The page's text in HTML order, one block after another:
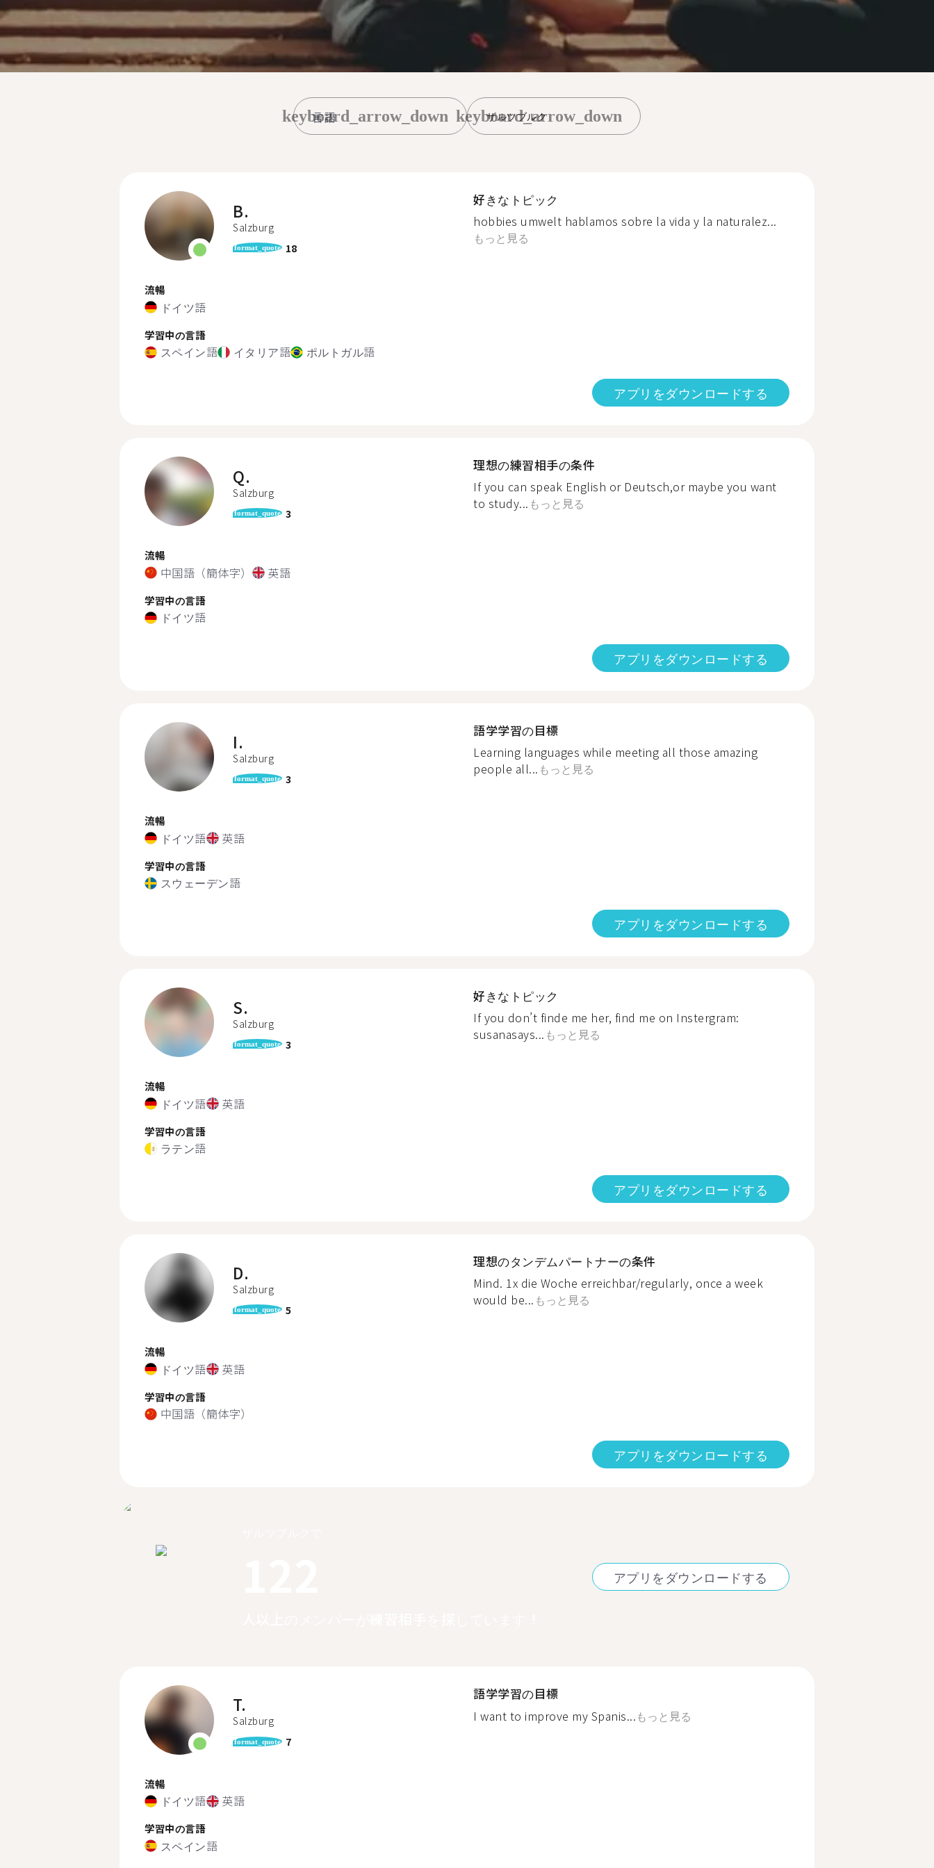
keyboard_arrow_down ザルツブルク
keyboard_arrow_down
B.
Salzburg
format_quote 18
流暢
ドイツ語
学習中の言語
スペイン語 イタリア語 ポルトガル語
好きなトピック
hobbies umwelt hablamos sobre la vida y la naturalez...
もっと見る
アプリをダウンロードする
Q.
Salzburg
format_quote 3
流暢
中国語（簡体字） 英語
学習中の言語
ドイツ語
理想の練習相手の条件
If you can speak English or Deutsch,or maybe you want
to study... もっと見る
アプリをダウンロードする
I.
Salzburg
format_quote 3
流暢
ドイツ語 英語
学習中の言語
スウェーデン語
語学学習の目標
Learning languages while meeting all those amazing
people all... もっと見る
アプリをダウンロードする
S.
Salzburg
format_quote 3
流暢
ドイツ語 英語
学習中の言語
ラテン語
好きなトピック
If you don’t finde me her, find me on Instergram:
susanasays... もっと見る
アプリをダウンロードする
D.
Salzburg
format_quote 5
流暢
ドイツ語 英語
学習中の言語
中国語（簡体字）
理想のタンデムパートナーの条件
Mind. 1x die Woche erreichbar/regularly, once a week
would be... もっと見る
アプリをダウンロードする
アプリをダウンロードする
T.
Salzburg
format_quote 7
流暢
ドイツ語 英語
学習中の言語
スペイン語
語学学習の目標
I want to improve my Spanis...もっと見る